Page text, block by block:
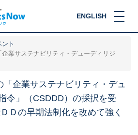
ENGLISH
ト
企業サステナビリティ・デューディリジ
「企業サステナビリティ・デュ
令」（CSDDD）の採択を受
Ｄの早期法制化を改めて強く